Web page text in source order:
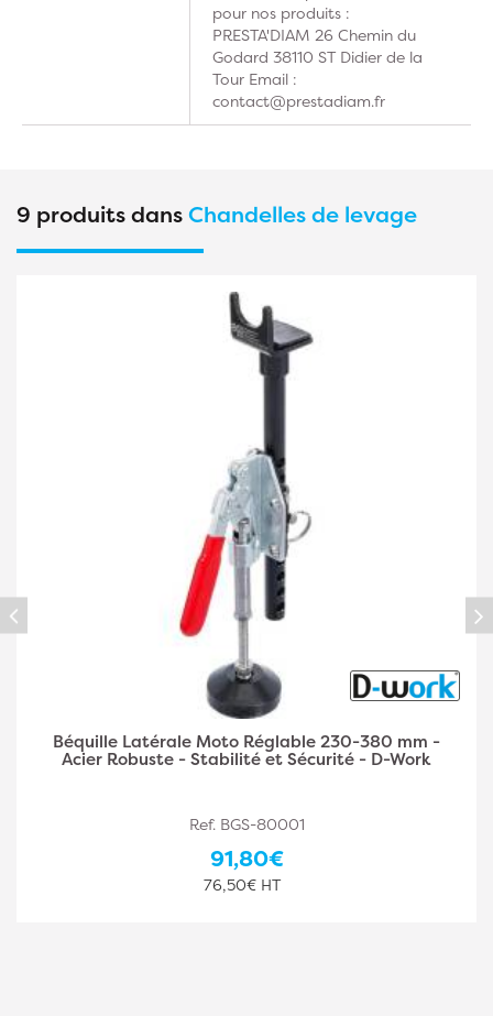
pour nos produits :
PRESTA'DIAM 26 Chemin du
Godard 38110 ST Didier de la
Tour Email :
contact@prestadiam.fr
9 produits dansChandelles de levage
Support Moteur/Boîte à Vitesse 690-1050 mm -
Acier Robuste - Maintien Sécurisé et Réglable, Pro -
Ref. BGS-8606
210,00€
175,00€ HT